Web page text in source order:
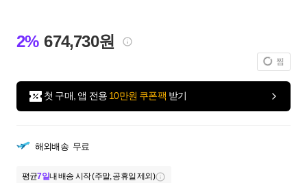
2% 674,730원
찜
첫 구매, 앱 전용 10만원 쿠폰팩 받기
해외배송 무료
평균7일내 배송 시작 (주말, 공휴일 제외)